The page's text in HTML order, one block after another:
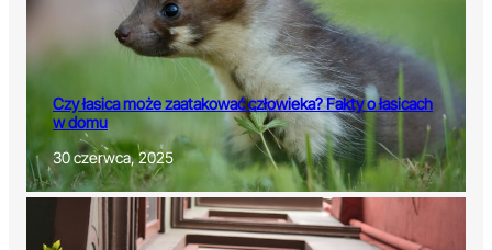
Czy łasica może zaatakować człowieka? Fakty o łasicach
w domu
30 czerwca, 2025